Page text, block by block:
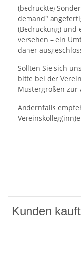
(bedruckte)
demand"
(Bedruckung) und
versehen – ein
daher
Sollten Sie sich
bitte bei der
Mustergrößen zur
Andernfalls
Kunden